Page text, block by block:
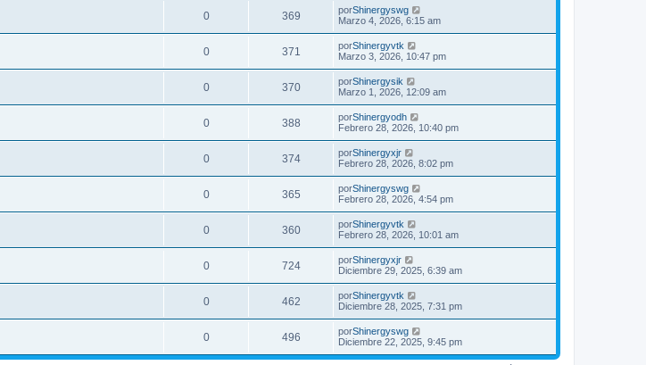
0 369 porShinergyswg
Marzo 4, 2026, 6:15 am
0 371 porShinergyvtk
Marzo 3, 2026, 10:47 pm
0 370 porShinergysik
Marzo 1, 2026, 12:09 am
0 388 porShinergyodh
Febrero 28, 2026, 10:40 pm
0 374 porShinergyxjr
Febrero 28, 2026, 8:02 pm
0 365 porShinergyswg
Febrero 28, 2026, 4:54 pm
0 360 porShinergyvtk
Febrero 28, 2026, 10:01 am
0 724 porShinergyxjr
Diciembre 29, 2025, 6:39 am
0 462 porShinergyvtk
Diciembre 28, 2025, 7:31 pm
0 496 porShinergyswg
Diciembre 22, 2025, 9:45 pm